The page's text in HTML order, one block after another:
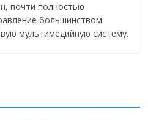
почти полностью
большинством
мультимедийную систему.